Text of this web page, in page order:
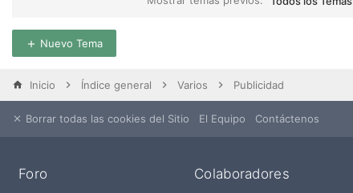
Nuevo Tema
Inicio Índice general Varios Publicidad
Borrar todas las cookies del Sitio El Equipo Contáctenos
Foro Colaboradores